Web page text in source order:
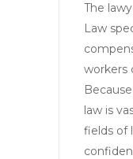
The
Law
workers
law is
fields of